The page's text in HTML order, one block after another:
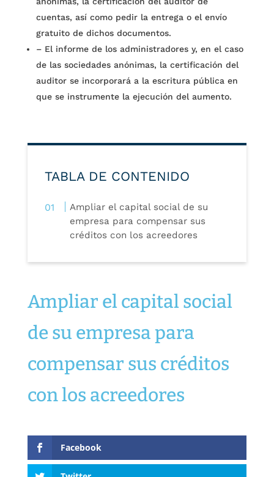
cuentas, así como pedir la entrega o el envío
gratuito de dichos documentos.
– El informe de los administradores y, en el caso
de las sociedades anónimas, la certificación del
auditor se incorporará a la escritura pública en
que se instrumente la ejecución del aumento.
TABLA DE CONTENIDO
Ampliar el capital social de su
empresa para compensar sus
créditos con los acreedores
Ampliar el capital social
de su empresa para
compensar sus créditos
con los acreedores
Facebook